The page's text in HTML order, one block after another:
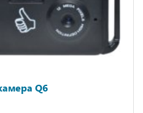
Q6